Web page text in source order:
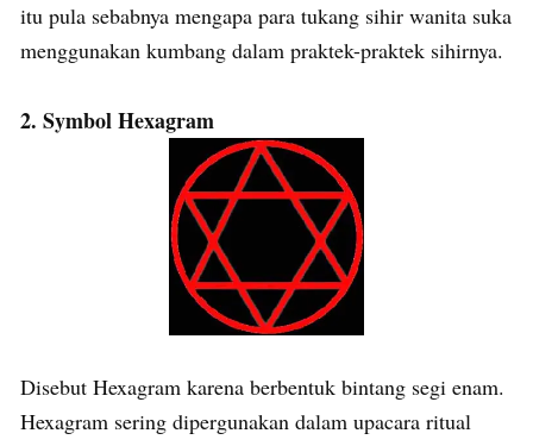
itu pula sebabnya mengapa para tukang sihir wanita suka
menggunakan kumbang dalam praktek-praktek sihirnya.
2. Symbol Hexagram
Disebut Hexagram karena berbentuk bintang segi enam.
Hexagram sering dipergunakan dalam upacara ritual